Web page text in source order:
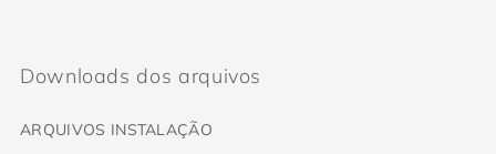
Downloads dos arquivos
ARQUIVOS INSTALAÇÃO